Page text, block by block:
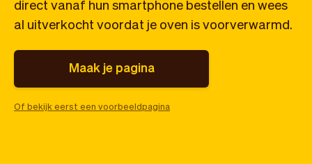
Embed Vev
Administratie
direct vanaf hun smartphone bestellen en wees
al uitverkocht voordat je oven is voorverwarmd.
Maak je pagina
Of bekijk eerst een voorbeeldpagina